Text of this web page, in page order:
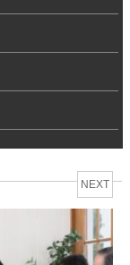
NEXT